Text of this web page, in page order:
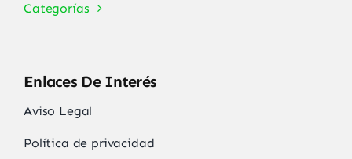
Categorías
Enlaces De Interés
Aviso Legal
Política de privacidad